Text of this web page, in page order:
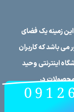
زمینه یک فضای
باشد که کاربران
اینترنتی وحید
محصولات در